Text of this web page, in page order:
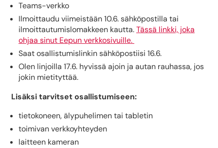
Teams-verkko
Ilmoittaudu viimeistään 10.6. sähköpostilla tai
ilmoittautumislomakkeen kautta.Tässä linkki, joka
ohjaa sinut Eepun verkkosivuille.
Saat osallistumislinkin sähköpostiisi 16.6.
Olen linjoilla 17.6. hyvissä ajoin ja autan rauhassa, jos
jokin mietityttää.
Lisäksi tarvitset osallistumiseen:
tietokoneen, älypuhelimen tai tabletin
toimivan verkkoyhteyden
laitteen kameran